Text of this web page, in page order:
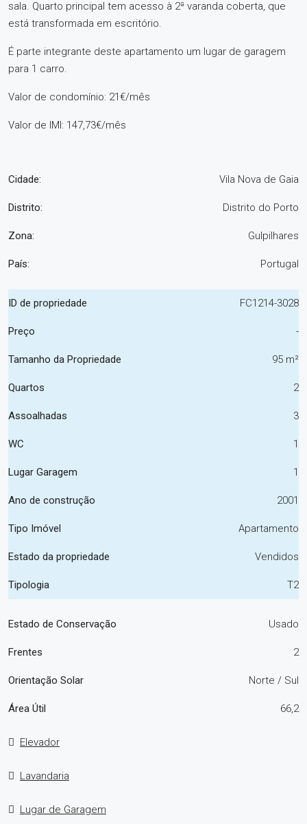
sala. Quarto principal tem acesso à 2ª varanda coberta, que
está transformada em escritório.
É parte integrante deste apartamento um lugar de garagem
para 1 carro.
Valor de condomínio: 21€/mês
Valor de IMI: 147,73€/mês
Cidade: Vila Nova de Gaia
Distrito: Distrito do Porto
Zona: Gulpilhares
País: Portugal
ID de propriedade FC1214-3028
Preço -
Tamanho da Propriedade 95 m²
Quartos 2
Assoalhadas 3
WC 1
Lugar Garagem 1
Ano de construção 2001
Tipo Imóvel Apartamento
Estado da propriedade Vendidos
Tipologia T2
Estado de Conservação Usado
Frentes 2
Orientação Solar Norte / Sul
Área Útil 66,2
Elevador
Lavandaria
Lugar de Garagem